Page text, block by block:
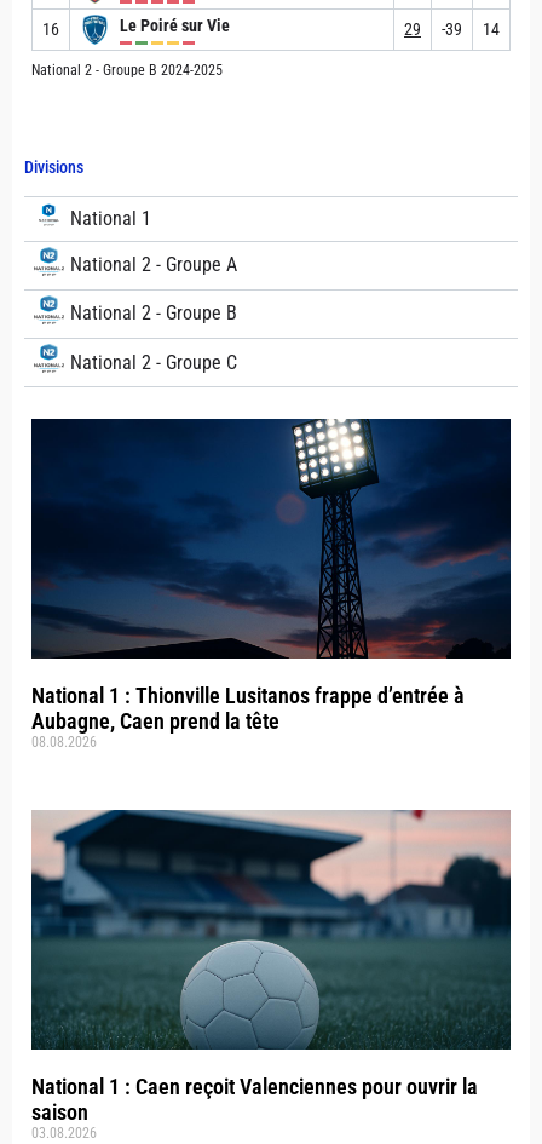
Divisions
National 1
National 2 - Groupe A
National 2 - Groupe B
National 2 - Groupe C
National 1 : Thionville Lusitanos frappe d’entrée à
Aubagne, Caen prend la tête
08.08.2026
National 1 : Caen reçoit Valenciennes pour ouvrir la
saison
03.08.2026
16 Le Poiré sur Vie 29 -39 14
National 2 - Groupe B 2024-2025